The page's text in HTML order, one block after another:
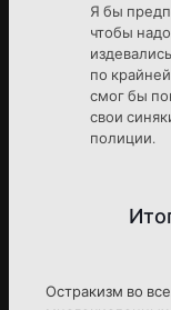
Я бы
чтобы
по
смог бы
свои
полиции.
Остракизм во